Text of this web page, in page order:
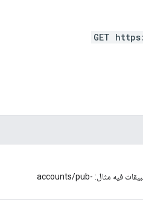
GET
الحقل مطلوب. اسم المورد للحساب الذي سيتم عرض التطبيقات فيه مثال: accounts/pub-